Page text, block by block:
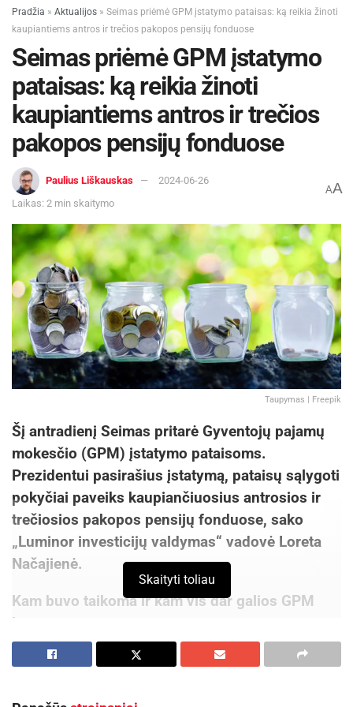
taikomi prekybos apribojimai, pvz., kvotos ar
draudimai. HS kodas naudojamas nustatyti, ar prekė
yra apribota.
Be HS kodo, tarptautinei prekybai prekėmis taip
pat gali reikėti kitų dokumentų, pavyzdžiui,
sertifikatų, muitinės sertifikatų ir t.t. Na, o čia
skaitykite apie tai daugiau
Pradžia » Aktualijos » Seimas priėmė GPM įstatymo pataisas: ką reikia žinoti
kaupiantiems antros ir trečios pakopos pensijų fonduose
Seimas priėmė GPM įstatymo
pataisas: ką reikia žinoti
kaupiantiems antros ir trečios
pakopos pensijų fonduose
Paulius Liškauskas
2024-06-26
Laikas: 2 min skaitymo
AA
Taupymas | Freepik
Šį antradienį Seimas pritarė Gyventojų pajamų
mokesčio (GPM) įstatymo pataisoms.
Prezidentui pasirašius įstatymą, pataisų sąlygoti
pokyčiai paveiks kaupiančiuosius antrosios ir
trečiosios pakopos pensijų fonduose, sako
„Luminor investicijų valdymas“ vadovė Loreta
Načajienė.
Kam buvo taikoma ir kam vis dar galios GPM
lengvata
Įstatymų pataisų priėmimas kaupiantiesiems
Skaityti toliau